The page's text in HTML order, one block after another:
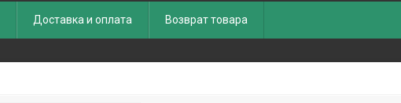
Доставка и оплата Возврат товара